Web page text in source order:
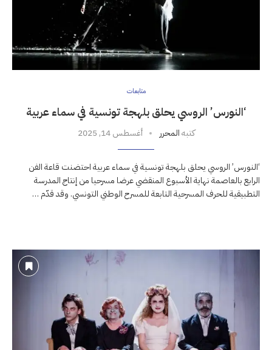
متابعات
‘النورس’ الروسي يحلق بلهجة تونسية في سماء عربية
كتبهالمحرر أغسطس 14, 2025
‘النورس’ الروسي يحلق بلهجة تونسية في سماء عربية احتضنت قاعة الفن
الرابع بالعاصمة نهاية الأسبوع المنقضي عرضا مسرحيا من إنتاج المدرسة
التطبيقية للحرف المسرحية التابعة للمسرح الوطني التونسي. وقد قدّم …